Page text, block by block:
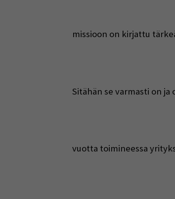
missioon on kirjattu
Sitähän se varmasti on
vuotta toimineessa